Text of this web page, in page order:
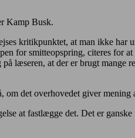
Kamp Busk.
kritikpunktet, at man ikke har
for smitteopspring, citeres for at
læseren, at der er brugt mange
det overhovedet giver mening
at fastlægge det. Det er